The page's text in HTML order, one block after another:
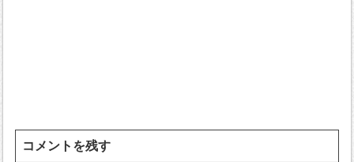
コメントを残す